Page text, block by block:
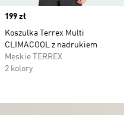
Price
199 zł
Koszulka Terrex Multi
CLIMACOOL z nadrukiem
Męskie TERREX
2 kolory